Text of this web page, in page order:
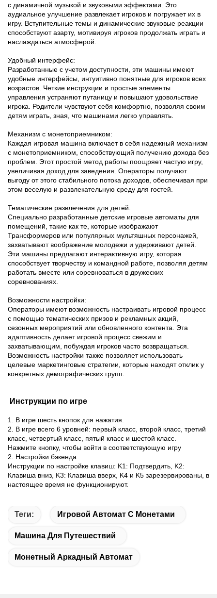
с динамичной музыкой и звуковыми эффектами. Это
аудиальное улучшение развлекает игроков и погружает их в
игру. Вступительные темы и динамические звуковые реакции
способствуют азарту, мотивируя игроков продолжать играть и
наслаждаться атмосферой.
Удобный интерфейс:
Разработанные с учетом доступности, эти машины имеют
удобные интерфейсы, интуитивно понятные для игроков всех
возрастов. Четкие инструкции и простые элементы
управления устраняют путаницу и повышают удовольствие
игрока. Родители чувствуют себя комфортно, позволяя своим
детям играть, зная, что машинами легко управлять.
Механизм с монетоприемником:
Каждая игровая машина включает в себя надежный механизм
с монетоприемником, способствующий получению дохода без
проблем. Этот простой метод работы поощряет частую игру,
увеличивая доход для заведения. Операторы получают
выгоду от этого стабильного потока доходов, обеспечивая при
этом веселую и развлекательную среду для гостей.
Тематические развлечения для детей:
Специально разработанные детские игровые автоматы для
помещений, такие как те, которые изображают
Трансформеров или популярных мультяшных персонажей,
захватывают воображение молодежи и удерживают детей.
Эти машины предлагают интерактивную игру, которая
способствует творчеству и командной работе, позволяя детям
работать вместе или соревноваться в дружеских
соревнованиях.
Возможности настройки:
Операторы имеют возможность настраивать игровой процесс
с помощью тематических призов и рекламных акций,
сезонных мероприятий или обновленного контента. Эта
адаптивность делает игровой процесс свежим и
захватывающим, побуждая игроков часто возвращаться.
Возможность настройки также позволяет использовать
целевые маркетинговые стратегии, которые находят отклик у
конкретных демографических групп.
Инструкции по игре
1. В игре шесть кнопок для нажатия.
2. В игре всего 6 уровней: первый класс, второй класс, третий
класс, четвертый класс, пятый класс и шестой класс.
Нажмите кнопку, чтобы войти в соответствующую игру
2. Настройки бэкенда
Инструкции по настройке клавиш: K1: Подтвердить, K2:
Клавиша вниз, K3: Клавиша вверх, K4 и K5 зарезервированы, в
настоящее время не функционируют.
Теги: Игровой Автомат С Монетами
Машина Для Путешествий
Монетный Аркадный Автомат